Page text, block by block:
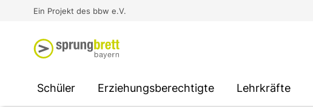
Ein Projekt des bbw e.V.
Schüler
SOCIAL MEDIA
Erziehungsberechtigte
SOCIAL MEDIA
Lehrkräfte
SOCIAL MEDIA
Unternehmen